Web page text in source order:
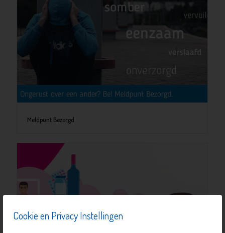
Cookie en Privacy Instellingen
Meldpunt Bezorgd